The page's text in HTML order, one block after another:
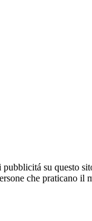
su questo
che praticano